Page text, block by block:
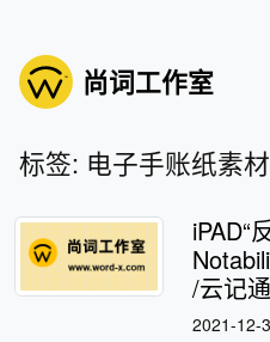
尚词工作室
标签: 电子手账纸素材
iPAD“
/云记
2021-12-